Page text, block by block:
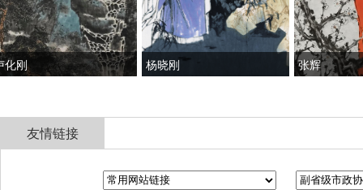
杨晓刚 张辉
友情链接